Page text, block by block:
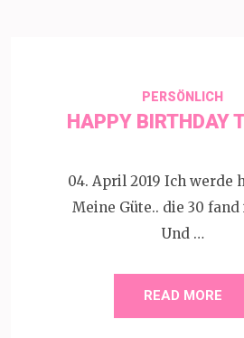
PERSÖNLICH
HAPPY BIRTHDAY
04. April 2019 Ich werde
Meine Güte.. die 30
Und …
READ MORE